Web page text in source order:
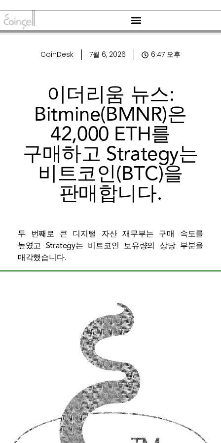
CoinDesk 7월 6, 2026 6:47 오후
이더리움 뉴스:
Bitmine(BMNR)은
42,000 ETH를
구매하고 Strategy는
비트코인(BTC)을
판매합니다.
두 번째로 큰 디지털 자산 재무부는 구매 속도를
높였고 Strategy는 비트코인 ​​보유량의 상당 부분을
매각했습니다.